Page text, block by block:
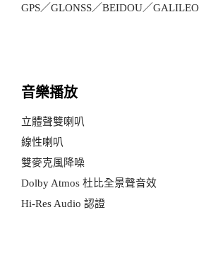
GPS／GLONSS／BEIDOU／GALILEO
音樂播放
立體聲雙喇叭
線性喇叭
雙麥克風降噪
Dolby Atmos 杜比全景聲音效
Hi-Res Audio 認證